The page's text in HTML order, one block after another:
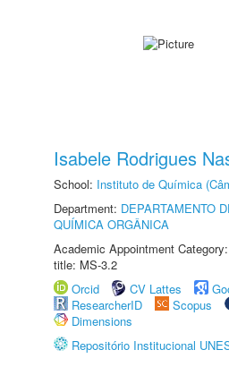
Isabele Rodrigues
School: Instituto de Química
Department: DEPARTAMENTO
QUÍMICA ORGÂNICA
Academic Appointment
title: MS-3.2
Orcid
CV Lattes
ResearcherID
Scopus
Dimensions
Repositório Institucional